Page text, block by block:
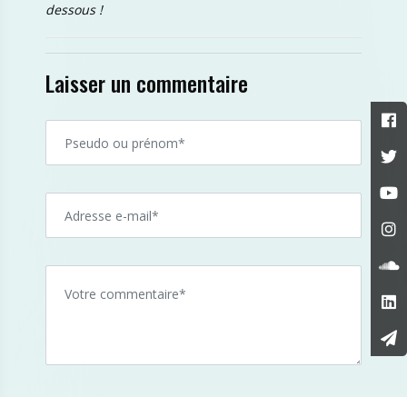
dessous !
Laisser un commentaire